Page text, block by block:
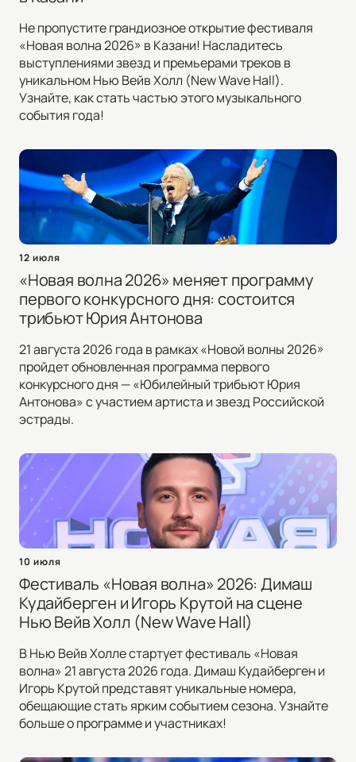
Не пропустите грандиозное открытие фестиваля
«Новая волна 2026» в Казани! Насладитесь
выступлениями звезд и премьерами треков в
уникальном Нью Вейв Холл (New Wave Hall).
Узнайте, как стать частью этого музыкального
события года!
12 июля
«Новая волна 2026» меняет программу
первого конкурсного дня: состоится
трибьют Юрия Антонова
21 августа 2026 года в рамках «Новой волны 2026»
пройдет обновленная программа первого
конкурсного дня — «Юбилейный трибьют Юрия
Антонова» с участием артиста и звезд Российской
эстрады.
10 июля
Фестиваль «Новая волна» 2026: Димаш
Кудайберген и Игорь Крутой на сцене
Нью Вейв Холл (New Wave Hall)
В Нью Вейв Холле стартует фестиваль «Новая
волна» 21 августа 2026 года. Димаш Кудайберген и
Игорь Крутой представят уникальные номера,
обещающие стать ярким событием сезона. Узнайте
больше о программе и участниках!